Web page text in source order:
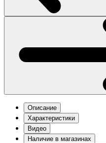
Описание
Характеристики
Видео
Наличие в магазинах